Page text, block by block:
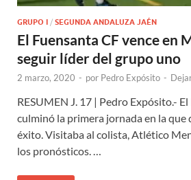
GRUPO I / SEGUNDA ANDALUZA JAÉN
El Fuensanta CF vence en
seguir líder del grupo uno
2 marzo, 2020 - por Pedro Expósito -
RESUMEN J. 17 | Pedro Expósito.-
culminó la primera jornada en la
éxito. Visitaba al colista, Atlético
los pronósticos. …